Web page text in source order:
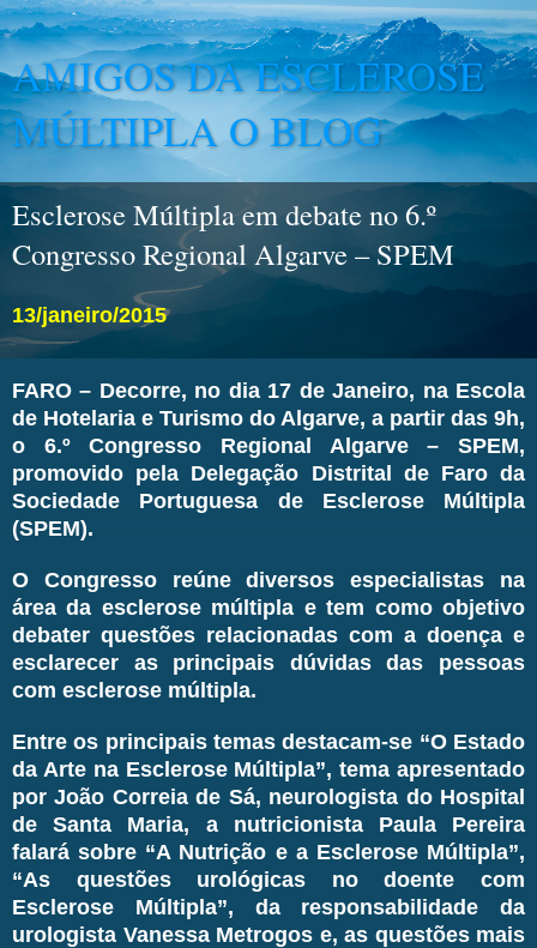
AMIGOS DA ESCLEROSE
MÚLTIPLA O BLOG
Esclerose Múltipla em debate no 6.º
Congresso Regional Algarve – SPEM
13/janeiro/2015
FARO – Decorre, no dia 17 de Janeiro, na Escola
de Hotelaria e Turismo do Algarve, a partir das 9h,
o 6.º Congresso Regional Algarve – SPEM,
promovido pela Delegação Distrital de Faro da
Sociedade Portuguesa de Esclerose Múltipla
(SPEM).
O Congresso reúne diversos especialistas na
área da esclerose múltipla e tem como objetivo
debater questões relacionadas com a doença e
esclarecer as principais dúvidas das pessoas
com esclerose múltipla.
Entre os principais temas destacam-se “O Estado
da Arte na Esclerose Múltipla”, tema apresentado
por João Correia de Sá, neurologista do Hospital
de Santa Maria, a nutricionista Paula Pereira
falará sobre “A Nutrição e a Esclerose Múltipla”,
“As questões urológicas no doente com
Esclerose Múltipla”, da responsabilidade da
urologista Vanessa Metrogos e, as questões mais